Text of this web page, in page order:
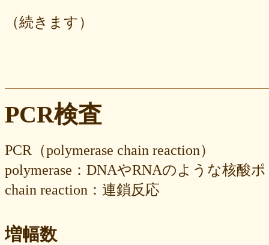
（続きます）
PCR検査
PCR（polymerase chain reaction）
polymerase：DNAやRNAのような核酸
chain reaction：連鎖反応
増幅数